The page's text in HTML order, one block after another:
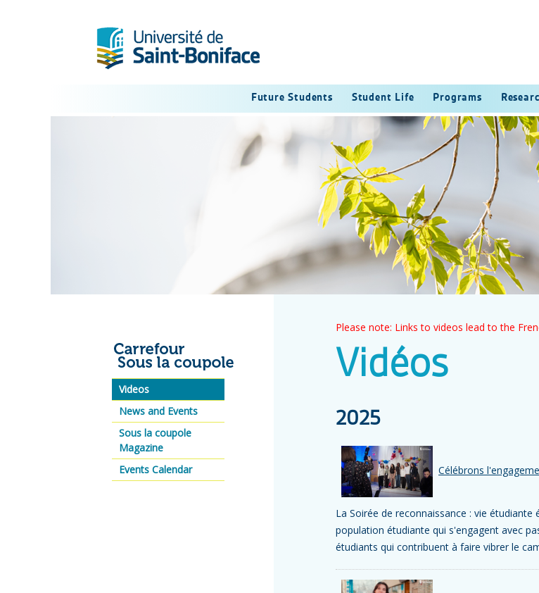
Future Students Student Life Programs
Please note: Links to videos lead to the
Vidéos
2025
Célébrons
La Soirée de reconnaissance : vie
population étudiante qui s'engagent avec
étudiants qui contribuent à faire vibrer le
Videos
News and Events
Sous la coupole
Magazine
Events Calendar